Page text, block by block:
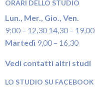
ORARI DELLO STUDIO
Lun., Mer., Gio., Ven.
9:00 – 12,30 14,30 – 19,00
Martedì 9,00 – 16,30
Vedi contatti altri studi
LO STUDIO SU FACEBOOK